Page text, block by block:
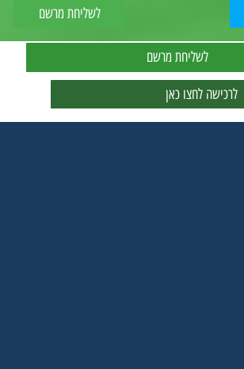
לשליחת מרשם
לשליחת מרשם
לרכישה לחצו כאן